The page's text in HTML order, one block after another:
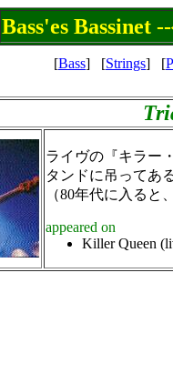
Bass'es Bassinet
[Bass] [Strings] [
ライヴの『キラー
タンドに吊ってあ
（80年代に入ると
appeared on
Killer Queen